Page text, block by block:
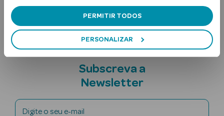
PERMITIR TODOS
PERSONALIZAR
Solares
Nota adicional
Subscreva a
Newsletter
Digite o seu e-mail